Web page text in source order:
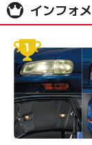
インフォ